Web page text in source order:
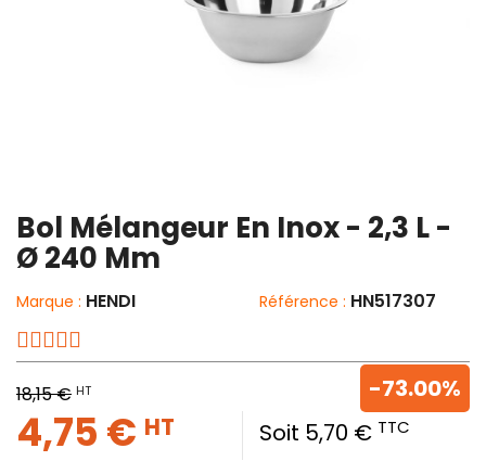
Bol Mélangeur En Inox - 2,3 L -
Ø 240 Mm
Marque : HENDI Référence : HN517307
18,15 € HT
4,75 € HT Soit 5,70 € TTC
-73.00%